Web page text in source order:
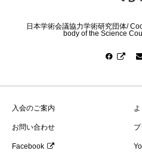
日本学術会議協力学術研究団体/
body of the Science
入会のご案内
お問い合わせ
Facebook